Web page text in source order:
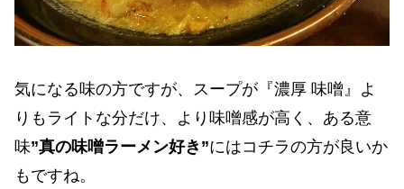
気になる味の方ですが、スープが『濃厚 味噌』よ
りもライトな分だけ、より味噌感が高く、ある意
味”真の味噌ラーメン好き”にはコチラの方が良いか
もですね。